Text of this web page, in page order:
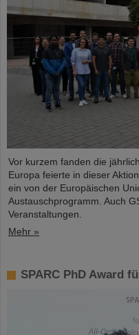
Vor kurzem fanden die
Europa feierte in dieser
ein von der Europäischen
Austauschprogramm. Auch
Veranstaltungen.
Mehr »
SPARC PhD Award